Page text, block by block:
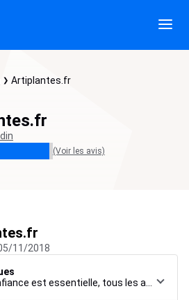
Artiplantes.fr
(Voir les avis)
11/2018